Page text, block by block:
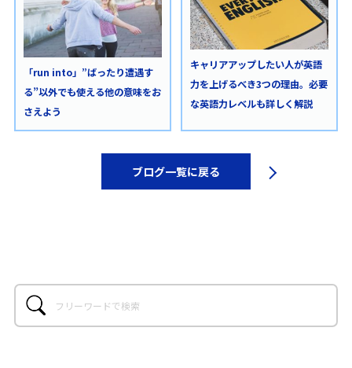
「run into」”ばったり遭遇す
る”以外でも使える他の意味をお
さえよう
キャリアアップしたい人が英語
力を上げるべき3つの理由。必要
な英語力レベルも詳しく解説
ブログ一覧に戻る